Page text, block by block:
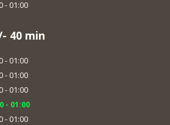
- 01:00
40 min
- 01:00
- 01:00
- 01:00
- 01:00
- 01:00